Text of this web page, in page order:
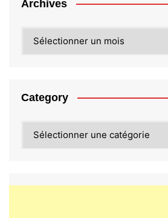
Archives
Category